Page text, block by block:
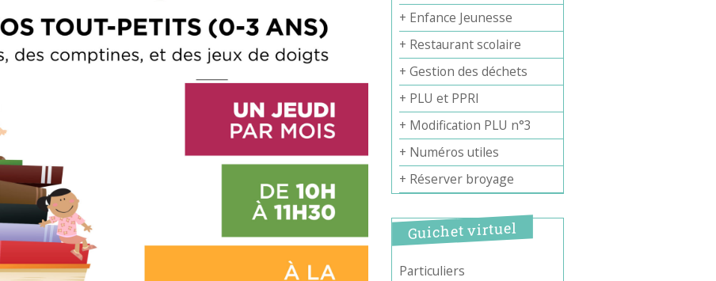
+ Enfance Jeunesse
+ Restaurant scolaire
+ Gestion des déchets
+ PLU et PPRI
+ Modification PLU n°3
+ Numéros utiles
+ Réserver broyage
Guichet virtuel
Particuliers